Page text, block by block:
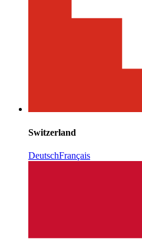
Switzerland
DeutschFrançais